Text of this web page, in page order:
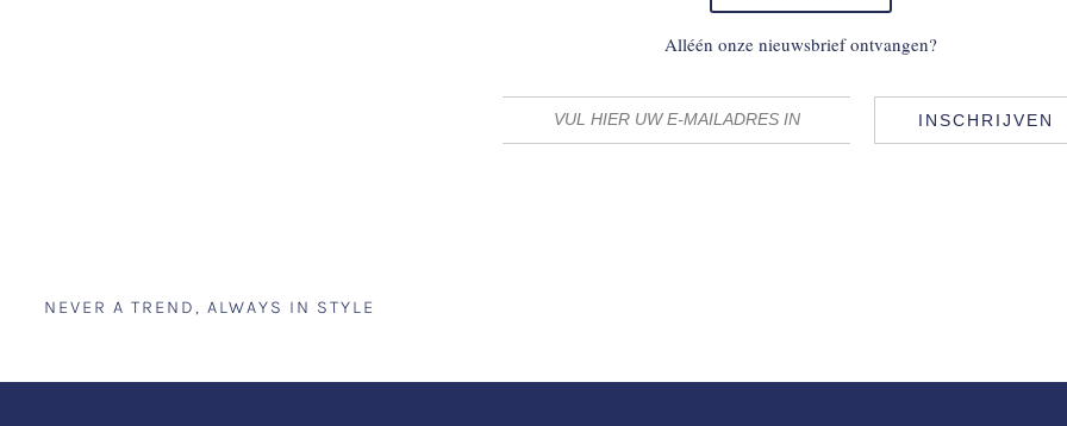
Alléén onze nieuwsbrief ontvangen?
INSCHRIJVEN
NEVER A TREND, ALWAYS IN STYLE